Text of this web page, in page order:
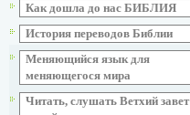
Как дошла до нас БИБЛИЯ
История переводов Библии
Меняющийся язык для
меняющегося мира
Читать, слушать Ветхий завет